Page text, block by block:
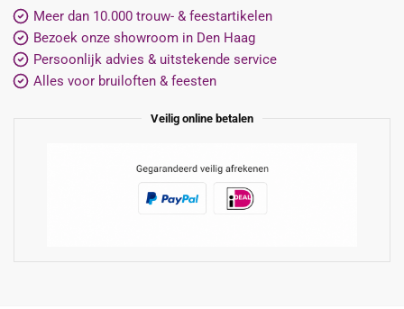
Meer dan 10.000 trouw- & feestartikelen
Bezoek onze showroom in Den Haag
Persoonlijk advies & uitstekende service
Alles voor bruiloften & feesten
Veilig online betalen